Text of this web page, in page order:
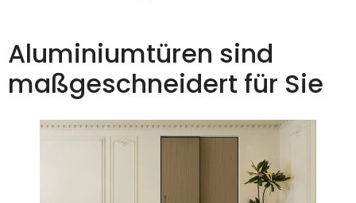
Aluminiumtüren sind
maßgeschneidert für Sie